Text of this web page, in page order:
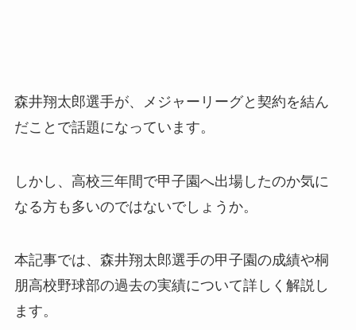
森井翔太郎選手が、メジャーリーグと契約を結ん
だことで話題になっています。
しかし、高校三年間で甲子園へ出場したのか気に
なる方も多いのではないでしょうか。
本記事では、森井翔太郎選手の甲子園の成績や桐
朋高校野球部の過去の実績について詳しく解説し
ます。